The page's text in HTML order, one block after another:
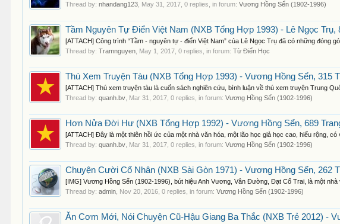
Thread by:nhandang123 May 31, 2017 , 0 replies, in forum:Vương Hồng Sển (1902-1996)
Tầm Nguyên Tự Điển Việt Nam (NXB Tổng Hợp 1993) - Lê Ngọc Trụ,
[ATTACH] Công trình “Tầm - nguyên tự - điển Việt Nam” của Lê Ngọc Trụ đã có những đóng
Thread by:Tramnguyen May 1, 2017 , 0 replies, in forum:Từ Điển Học
Thú Xem Truyện Tàu (NXB Tổng Hợp 1993) - Vương Hồng Sển, 315
[ATTACH] Thú xem truyện tàu là cuốn sách nghiên cứu, bình luận về thú xem truyện Trung
Thread by:quanh.bv Mar 31, 2017 , 0 replies, in forum:Vương Hồng Sển (1902-1996)
Hơn Nửa Đời Hư (NXB Tổng Hợp 1992) - Vương Hồng Sển, 689
[ATTACH] Đây là một thiên hồi ức của một nhà văn hóa, một lão học giả học cao, hiểu rộng,
Thread by:quanh.bv Mar 31, 2017 , 0 replies, in forum:Vương Hồng Sển (1902-1996)
Chuyện Cười Cổ Nhân (NXB Sài Gòn 1971) - Vương Hồng Sển, 262
[IMG] Vương Hồng Sển (1902-1996), bút hiệu Anh Vương, Vân Đường, Đạt Cổ Trai, là một
Thread by:admin Nov 20, 2016 , 0 replies, in forum:Vương Hồng Sển (1902-1996)
Ăn Cơm Mới, Nói Chuyện Cũ-Hậu Giang Ba Thắc (NXB Trẻ 2012) -